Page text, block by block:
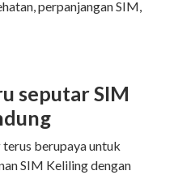
perpanjangan SIM,
seputar SIM
berupaya untuk
SIM Keliling dengan